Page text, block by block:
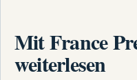
Mit France
weiterlesen